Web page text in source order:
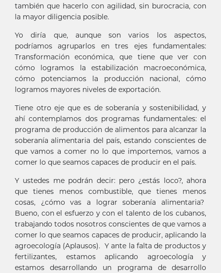
también que hacerlo con agilidad, sin burocracia, con
la mayor diligencia posible.
Yo diría que, aunque son varios los aspectos,
podríamos agruparlos en tres ejes fundamentales:
Transformación económica, que tiene que ver con
cómo logramos la estabilización macroeconómica,
cómo potenciamos la producción nacional, cómo
logramos mayores niveles de exportación.
Tiene otro eje que es de soberanía y sostenibilidad, y
ahí contemplamos dos programas fundamentales: el
programa de producción de alimentos para alcanzar la
soberanía alimentaria del país, estando conscientes de
que vamos a comer no lo que importemos, vamos a
comer lo que seamos capaces de producir en el país.
Y ustedes me podrán decir: pero ¿estás loco?, ahora
que tienes menos combustible, que tienes menos
cosas, ¿cómo vas a lograr soberanía alimentaria?
Bueno, con el esfuerzo y con el talento de los cubanos,
trabajando todos nosotros conscientes de que vamos a
comer lo que seamos capaces de producir, aplicando la
agroecología (Aplausos). Y ante la falta de productos y
fertilizantes, estamos aplicando agroecología y
estamos desarrollando un programa de desarrollo